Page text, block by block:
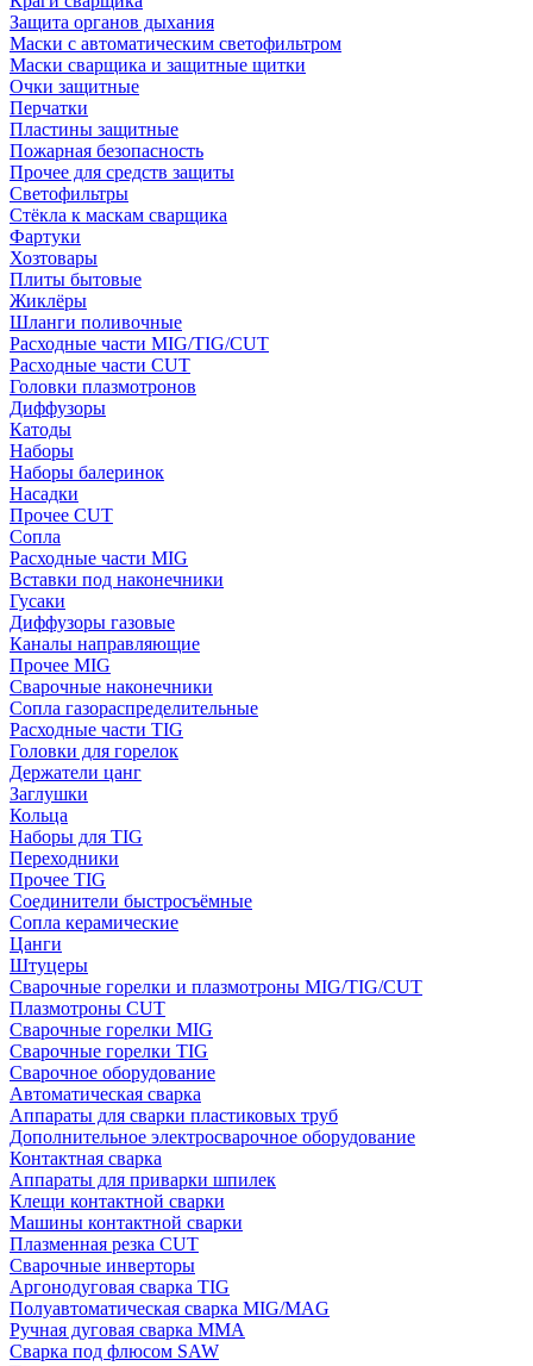
Защита органов дыхания
Маски с автоматическим светофильтром
Маски сварщика и защитные щитки
Очки защитные
Перчатки
Пластины защитные
Пожарная безопасность
Прочее для средств защиты
Светофильтры
Стёкла к маскам сварщика
Фартуки
Хозтовары
Плиты бытовые
Жиклёры
Шланги поливочные
Расходные части MIG/TIG/CUT
Расходные части CUT
Головки плазмотронов
Диффузоры
Катоды
Наборы
Наборы балеринок
Насадки
Прочее CUT
Сопла
Расходные части MIG
Вставки под наконечники
Гусаки
Диффузоры газовые
Каналы направляющие
Прочее MIG
Сварочные наконечники
Сопла газораспределительные
Расходные части TIG
Головки для горелок
Держатели цанг
Заглушки
Кольца
Наборы для TIG
Переходники
Прочее TIG
Соединители быстросъёмные
Сопла керамические
Цанги
Штуцеры
Сварочные горелки и плазмотроны MIG/TIG/CUT
Плазмотроны CUT
Сварочные горелки MIG
Сварочные горелки TIG
Сварочное оборудование
Автоматическая сварка
Аппараты для сварки пластиковых труб
Дополнительное электросварочное оборудование
Контактная сварка
Аппараты для приварки шпилек
Клещи контактной сварки
Машины контактной сварки
Плазменная резка CUT
Сварочные инверторы
Аргонодуговая сварка TIG
Полуавтоматическая сварка MIG/MAG
Ручная дуговая сварка MMA
Сварка под флюсом SAW